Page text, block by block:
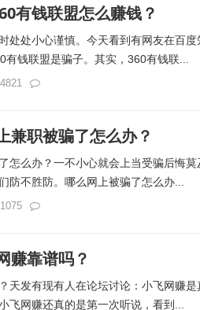
有钱联盟怎么赚钱？
处处小心谨慎。今天看到有网友在百
钱联盟是骗子。其实，360有钱联...
4821
兼职被骗了怎么办？
怎么办？一不小心就会上当受骗后悔
防不胜防。哪么网上被骗了怎么办...
1075
赚靠谱吗？
天发有现有人在论坛讨论：小飞网赚
飞网赚还真的是第一次听说，看到...